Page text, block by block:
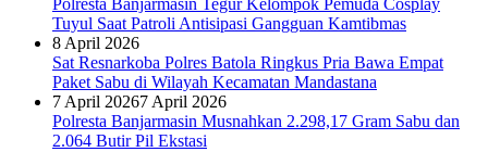
Polresta Banjarmasin Tegur Kelompok Pemuda Cosplay
Tuyul Saat Patroli Antisipasi Gangguan Kamtibmas
8 April 2026
Sat Resnarkoba Polres Batola Ringkus Pria Bawa Empat
Paket Sabu di Wilayah Kecamatan Mandastana
7 April 20267 April 2026
Polresta Banjarmasin Musnahkan 2.298,17 Gram Sabu dan
2.064 Butir Pil Ekstasi